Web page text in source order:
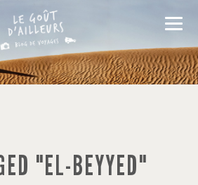
"EL-BEYYED"